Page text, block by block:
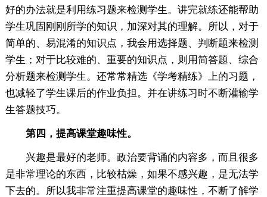
好的办法就是利用练习题来检测学生。讲完就练还能帮助
学生巩固刚刚所学的知识，加深对其的理解。所以，对于
简单的、易混淆的知识点，我会用选择题、判断题来检测
学生；对于比较难的、重要的知识点，则用简答题、综合
分析题来检测学生。还常常精选《学考精练》上的习题，
也减轻了学生课后的作业负担。并在讲练习时不断灌输学
生答题技巧。
第四，提高课堂趣味性。
兴趣是最好的老师。政治要背诵的内容多，而且很多
是非常理论的东西，比较枯燥，如果不感兴趣，是无法学
下去的。所以我非常注重提高课堂的趣味性，不断了解学